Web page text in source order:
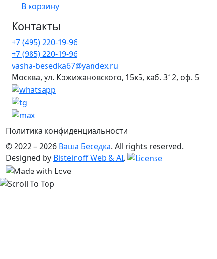
В корзину
Контакты
+7 (495) 220-19-96
+7 (985) 220-19-96
vasha-besedka67@yandex.ru
Москва, ул. Кржижановского, 15к5, каб. 312, оф. 5
Политика конфиденциальности
© 2022 – 2026 Ваша Беседка. All rights reserved.
Designed by Bisteinoff Web & AI.